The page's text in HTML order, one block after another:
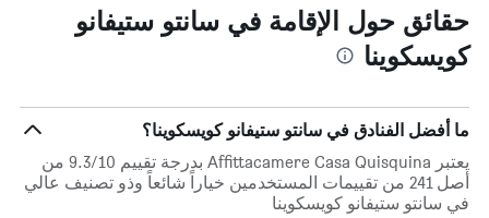
حقائق حول الإقامة في سانتو ستيفانو
كويسكوينا
ما أفضل الفنادق في سانتو ستيفانو كويسكوينا؟
يعتبر Affittacamere Casa Quisquina بدرجة تقييم 9.3/10 من
أصل 241 من تقييمات المستخدمين خياراً شائعاً وذو تصنيف عالي
في سانتو ستيفانو كويسكوينا